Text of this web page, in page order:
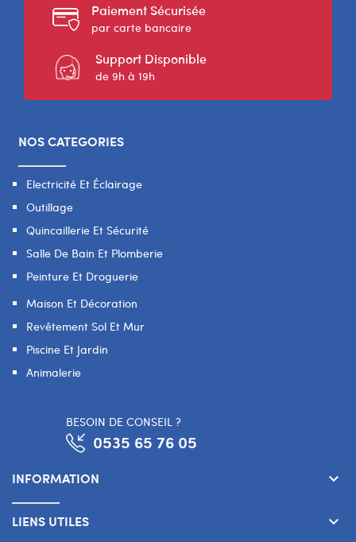
Paiement Sécurisée
par carte bancaire
Support Disponible
de 9h à 19h
NOS CATEGORIES
Electricité Et Éclairage
Outillage
Quincaillerie Et Sécurité
Salle De Bain Et Plomberie
Peinture Et Droguerie
Maison Et Décoration
Revêtement Sol Et Mur
Piscine Et Jardin
Animalerie
BESOIN DE CONSEIL ?
0535 65 76 05
INFORMATION keyboard_arrow_down
LIENS UTILES keyboard_arrow_down